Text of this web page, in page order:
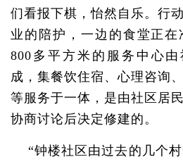
们看报下棋，怡然自乐。行
业的陪护，一边的食堂正
800多平方米的服务中心
成，集餐饮住宿、心理咨询
等服务于一体，是由社区居
协商讨论后决定修建的。
“钟楼社区由过去的几个村